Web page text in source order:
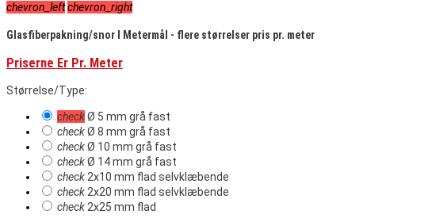
chevron_leftchevron_right
Glasfiberpakning/snor I Metermål - flere størrelser pris pr. meter
Priserne Er Pr. Meter
Størrelse/Type:
checkØ 5 mm grå fast
checkØ 8 mm grå fast
checkØ 10 mm grå fast
checkØ 14 mm grå fast
check 2x10 mm flad selvklæbende
check 2x20 mm flad selvklæbende
check 2x25 mm flad